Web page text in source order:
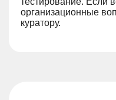
организационные
куратору.